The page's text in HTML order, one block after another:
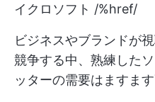
イクロソフト /%href/
ビジネスやブランドが
競争する中、熟練した
ッターの需要はますます